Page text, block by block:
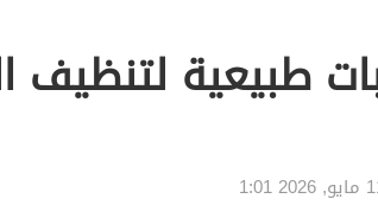
طبيعية لتنظيف
1:01